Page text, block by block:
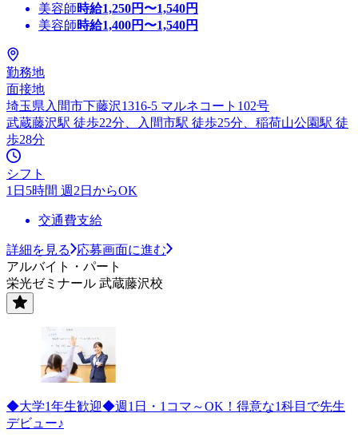
美容師時給1,250円〜1,540円
美容師時給1,400円〜1,540円
勤務地
面接地
埼玉県入間市下藤沢1316-5 マルネコート102号
武蔵藤沢駅 徒歩22分、入間市駅 徒歩25分、稲荷山公園駅 徒
歩28分
シフト
1日5時間 週2日からOK
交通費支給
詳細を見る
応募画面に進む
アルバイト・パート
栄光ゼミナール 武蔵藤沢校
◆大学1年生歓迎◆週1日・1コマ～OK！得意な1科目で先生
デビュー♪